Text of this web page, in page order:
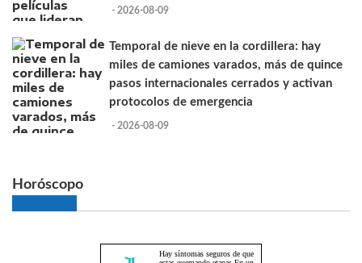
- 2026-08-09
Temporal de nieve en la cordillera: hay
miles de camiones varados, más de quince
pasos internacionales cerrados y activan
protocolos de emergencia
- 2026-08-09
Horóscopo